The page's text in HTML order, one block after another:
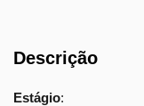
Descrição
Estágio: